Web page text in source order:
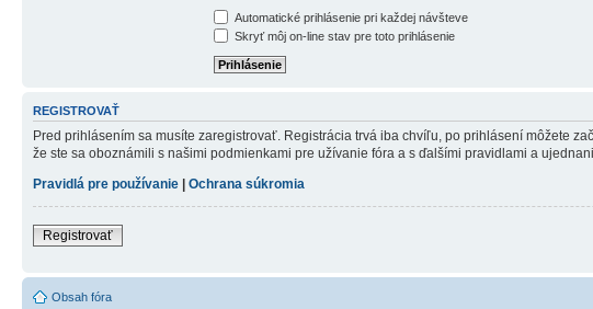
Automatické prihlásenie pri každej návšteve
Skryť môj on-line stav pre toto prihlásenie
REGISTROVAŤ
Pred prihlásením sa musíte zaregistrovať. Registrácia trvá iba chvíľu, po prihlásení môžete
že ste sa oboznámili s našimi podmienkami pre užívanie fóra a s ďalšími pravidlami a
Pravidlá pre používanie
Ochrana súkromia
Registrovať
Obsah fóra